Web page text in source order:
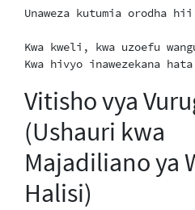
Unaweza kutumia
Kwa kweli, kwa uzoefu
Vitisho vya
(Ushauri kwa
Majadiliano ya
Halisi)